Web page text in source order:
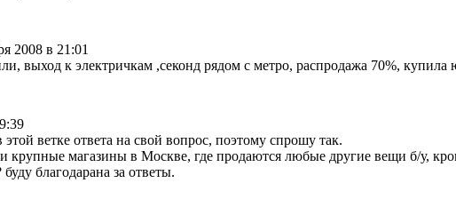
2008 в 21:01
выход к электричкам ,секонд рядом с метро, распродажа 70%,
ветке ответа на свой вопрос, поэтому спрошу так.
крупные магазины в Москве, где продаются любые другие вещи б/у,
буду благодарана за ответы.